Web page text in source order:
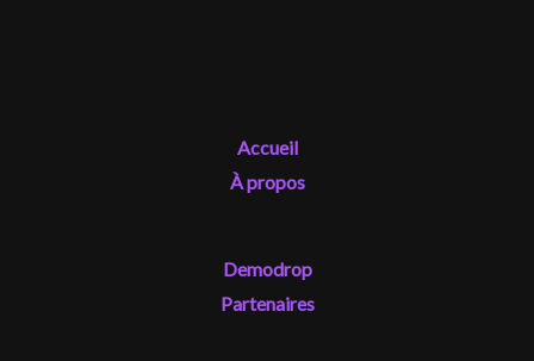
Accueil
À propos
Demodrop
Partenaires